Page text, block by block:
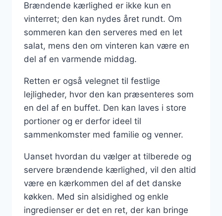
Brændende kærlighed er ikke kun en
vinterret; den kan nydes året rundt. Om
sommeren kan den serveres med en let
salat, mens den om vinteren kan være en
del af en varmende middag.
Retten er også velegnet til festlige
lejligheder, hvor den kan præsenteres som
en del af en buffet. Den kan laves i store
portioner og er derfor ideel til
sammenkomster med familie og venner.
Uanset hvordan du vælger at tilberede og
servere brændende kærlighed, vil den altid
være en kærkommen del af det danske
køkken. Med sin alsidighed og enkle
ingredienser er det en ret, der kan bringe